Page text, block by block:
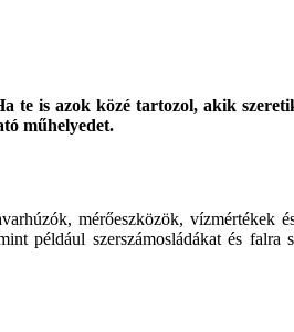
te is azok közé tartozol, akik
műhelyedet.
mérőeszközök, vízmértékek
például szerszámosládákat és falra